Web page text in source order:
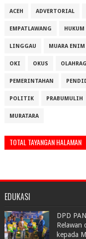
ACEH ADVERTORIAL
EMPATLAWANG HUKUM
LINGGAU MUARA ENIM
OKI OKUS
PEMERINTAHAN
POLITIK PRABUMULIH
MURATARA
TOTAL TAYANGAN HALAMAN
EDUKASI
DPD
Relawan
kepada